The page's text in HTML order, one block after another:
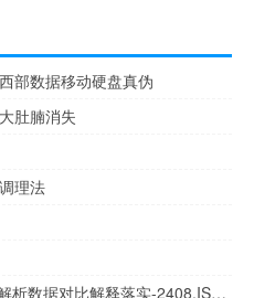
部数据移动硬盘真伪
肚腩消失
理法
澳门开奖现场开奖直播##完美解析数据对比解释落实-2408.ISO.551